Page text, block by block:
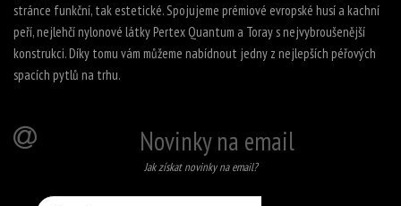
stránce funkční, tak estetické. Spojujeme prémiové evropské husí a kachní
peří, nejlehčí nylonové látky Pertex Quantum a Toray s nejvybroušenější
konstrukci. Díky tomu vám můžeme nabídnout jedny z nejlepších péřových
spacích pytlů na trhu.
Novinky na email
Jak získat novinky na email?